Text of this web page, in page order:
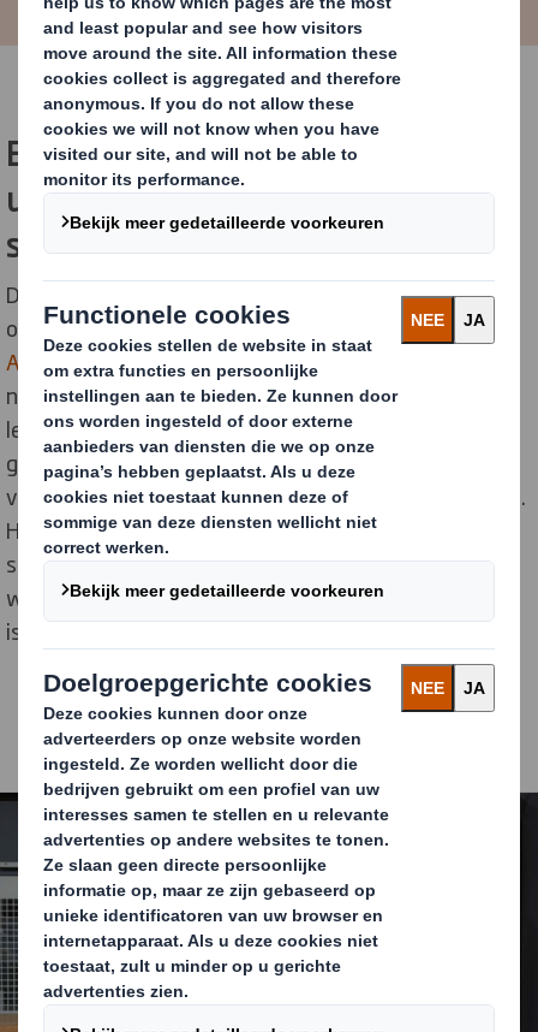
Efficiëntere productie en duurzame
upgrades versterken flexibiliteit en
snelheid in Almelo
De combinatie van machine investeringen en het
optimaliseren van de interne logistiek bij
DS Smith
Almelohebben geleid tot snellere verpakkingslijnen,
nauwkeurigere verwerking en meer flexibiliteit in
leveringstijden, waardoor afval wordt
geminimaliseerd, overmatige voorraden worden
verminderd en onnodig intern transport wordt beperkt.
Hierdoor kan de fabriek nog sneller inspelen op
spoedorders en de vraag naar verpakkingen op maat,
wat vooral voor bedrijven in de regio van groot belang
is.